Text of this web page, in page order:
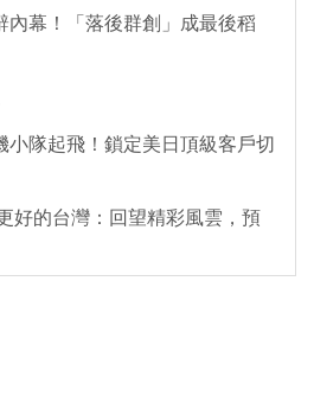
內幕！「落後群創」成最後稻
小隊起飛！鎖定美日頂級客戶切
好的台灣：回望精彩風雲，預